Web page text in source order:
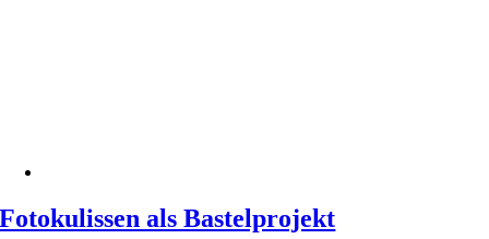
Fotokulissen als Bastelprojekt